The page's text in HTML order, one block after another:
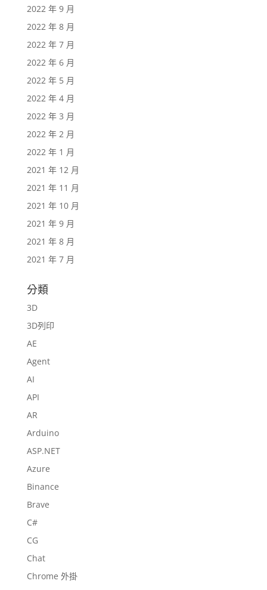
2022 年 9 月
2022 年 8 月
2022 年 7 月
2022 年 6 月
2022 年 5 月
2022 年 4 月
2022 年 3 月
2022 年 2 月
2022 年 1 月
2021 年 12 月
2021 年 11 月
2021 年 10 月
2021 年 9 月
2021 年 8 月
2021 年 7 月
分類
3D
3D列印
AE
Agent
AI
API
AR
Arduino
ASP.NET
Azure
Binance
Brave
C#
CG
Chat
Chrome 外掛